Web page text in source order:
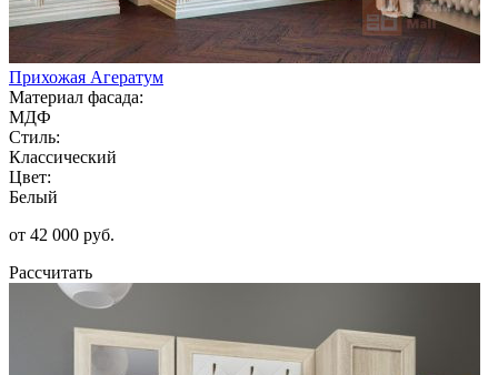
Прихожая Агератум
Материал фасада:
МДФ
Стиль:
Классический
Цвет:
Белый
от 42 000 руб.
Рассчитать